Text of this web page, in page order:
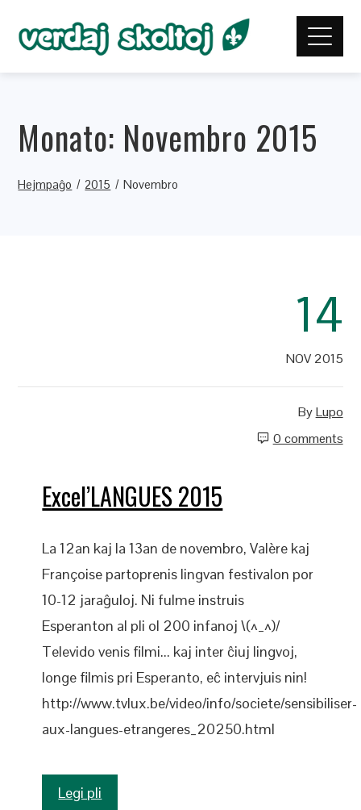
Monato: Novembro 2015
Hejmpaĝo 2015 Novembro
14
NOV 2015
ByLupo
0 comments
Excel’LANGUES 2015
La 12an kaj la 13an de novembro, Valère kaj
Françoise partoprenis lingvan festivalon por
10-12 jaraĝuloj. Ni fulme instruis
Esperanton al pli ol 200 infanoj \(^_^)/
Televido venis filmi... kaj inter ĉiuj lingvoj,
longe filmis pri Esperanto, eĉ intervjuis nin!
http://www.tvlux.be/video/info/societe/sensibiliser-
aux-langues-etrangeres_20250.html
Legi pli